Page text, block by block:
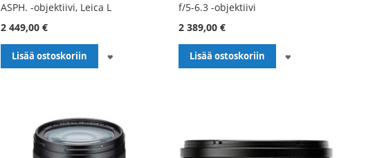
ASPH. -objektiivi, Leica L
2 449,00 €
Lisää ostoskoriin
f/5-6.3 -objektiivi
2 389,00 €
Lisää ostoskoriin